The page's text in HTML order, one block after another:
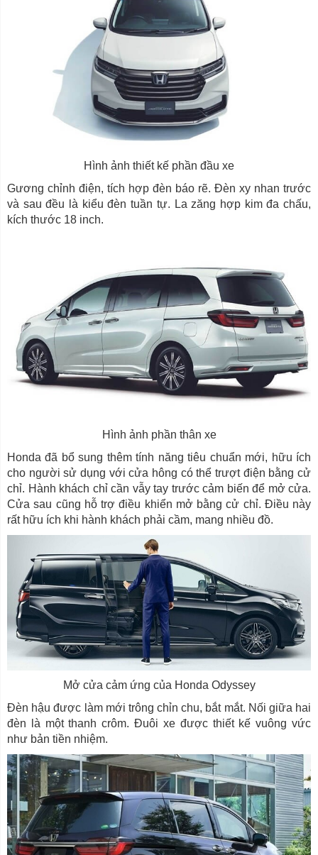
Hình ảnh thiết kế phần đầu xe
Gương chỉnh điện, tích hợp đèn báo rẽ. Đèn xy nhan trước
và sau đều là kiểu đèn tuần tự. La zăng hợp kim đa chấu,
kích thước 18 inch.
Hình ảnh phần thân xe
Honda đã bổ sung thêm tính năng tiêu chuẩn mới, hữu ích
cho người sử dụng với cửa hông có thể trượt điện bằng cử
chỉ. Hành khách chỉ cần vẫy tay trước cảm biến để mở cửa.
Cửa sau cũng hỗ trợ điều khiển mở bằng cử chỉ. Điều này
rất hữu ích khi hành khách phải cầm, mang nhiều đồ.
Mở cửa cảm ứng của Honda Odyssey
Đèn hậu được làm mới trông chỉn chu, bắt mắt. Nối giữa hai
đèn là một thanh crôm. Đuôi xe được thiết kế vuông vức
như bản tiền nhiệm.